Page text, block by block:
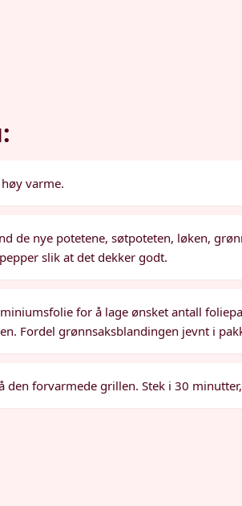
varme.
de nye potetene, søtpoteten, løken,
slik at det dekker godt.
for å lage ønsket antall
Fordel grønnsaksblandingen jevnt i
den forvarmede grillen. Stek i 30